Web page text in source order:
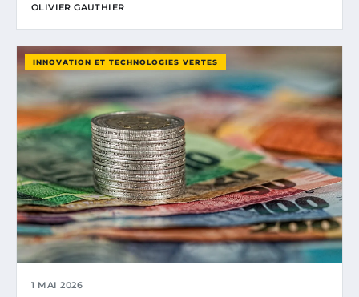
OLIVIER GAUTHIER
INNOVATION ET TECHNOLOGIES VERTES
1 MAI 2026